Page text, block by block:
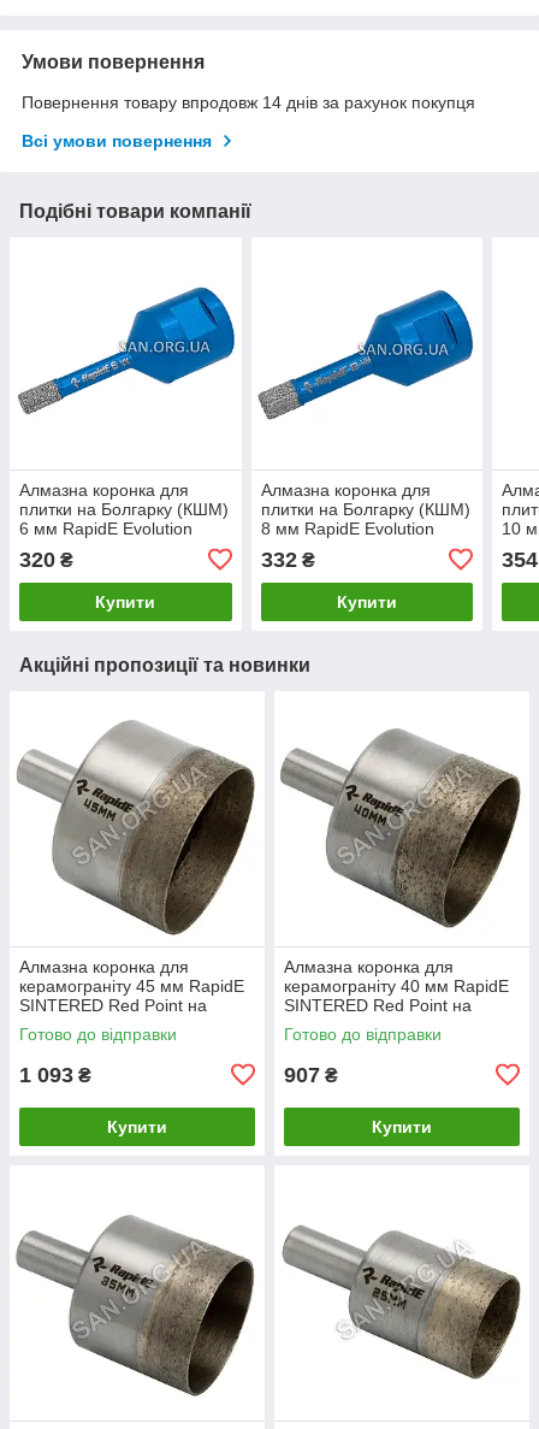
Умови повернення
Повернення товару впродовж 14 днів за рахунок покупця
Всі умови повернення
Подібні товари компанії
Алмазна коронка для
плитки на Болгарку (КШМ)
6 мм RapidE Evolution
320 ₴
Купити
Алмазна коронка для
плитки на Болгарку (КШМ)
8 мм RapidE Evolution
332₴
Купити
10
354
Акційні пропозиції та новинки
Алмазна коронка для
керамограніту 45 мм RapidE
SINTERED Red Point на
Дриль
Готово до відправки
1 093 ₴
Купити
Алмазна коронка для
керамограніту 40 мм RapidE
SINTERED Red Point на
Дриль
Готово до відправки
907 ₴
Купити